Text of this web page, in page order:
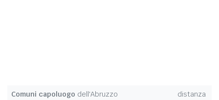
Comuni capoluogo dell'Abruzzo distanza